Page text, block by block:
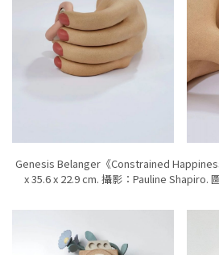
Genesis Belanger《Constrained
x 35.6 x 22.9 cm. 攝影：Pauline Shapiro.